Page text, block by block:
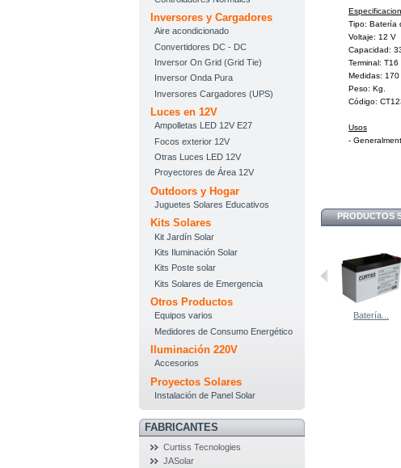
Inversores y Cargadores
Aire acondicionado
Convertidores DC - DC
Inversor On Grid (Grid Tie)
Inversor Onda Pura
Inversores Cargadores (UPS)
Luces en 12V
Ampolletas LED 12V E27
Focos exterior 12V
Otras Luces LED 12V
Proyectores de Área 12V
Outdoors y Hogar
Juguetes Solares Educativos
Kits Solares
Kit Jardín Solar
Kits Iluminación Solar
Kits Poste solar
Kits Solares de Emergencia
Otros Productos
Equipos varios
Medidores de Consumo Energético
Iluminación 220V
Accesorios
Proyectos Solares
Instalación de Panel Solar
FABRICANTES
Curtiss Tecnologies
JASolar
Tipo: Batería
Voltaje: 12 V
Capacidad:
Terminal: T16
Medidas:
Peso: Kg.
Código:
Usos
-
PRODUCTOS
Batería...